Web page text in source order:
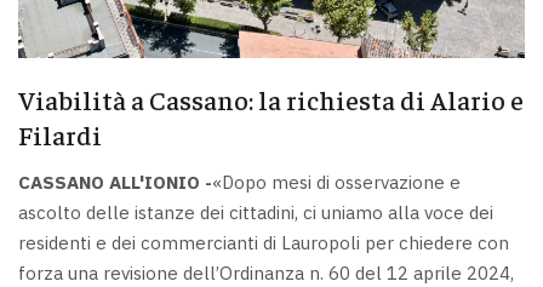
Viabilità a Cassano: la richiesta di Alario e
Filardi
CASSANO ALL'IONIO -«Dopo mesi di osservazione e
ascolto delle istanze dei cittadini, ci uniamo alla voce dei
residenti e dei commercianti di Lauropoli per chiedere con
forza una revisione dell’Ordinanza n. 60 del 12 aprile 2024,